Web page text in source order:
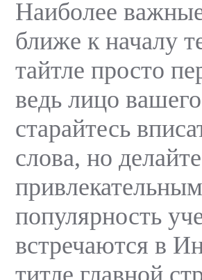
Наиболее
ближе к началу
тайтле просто
ведь лицо
старайтесь
слова, но
популярность
встречаются в
титле главной